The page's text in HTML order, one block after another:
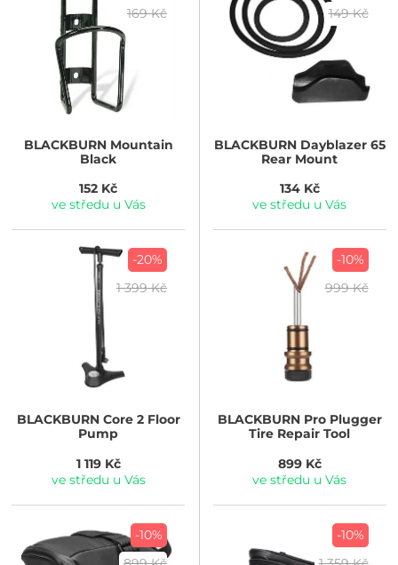
169 Kč
BLACKBURNMountain
Black
152 Kč
ve středu u Vás
149 Kč
BLACKBURNDayblazer 65
Rear Mount
134 Kč
ve středu u Vás
-20%
1 399 Kč
BLACKBURNCore 2 Floor
Pump
1 119 Kč
ve středu u Vás
-10%
999 Kč
BLACKBURNPro Plugger
Tire Repair Tool
899 Kč
ve středu u Vás
-10%
-10%